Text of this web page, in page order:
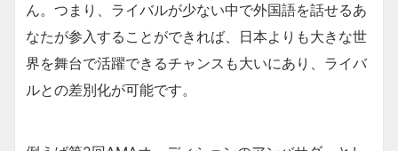
ん。つまり、ライバルが少ない中で外国語を話せるあ
なたが参入することができれば、日本よりも大きな世
界を舞台で活躍できるチャンスも大いにあり、ライバ
ルとの差別化が可能です。